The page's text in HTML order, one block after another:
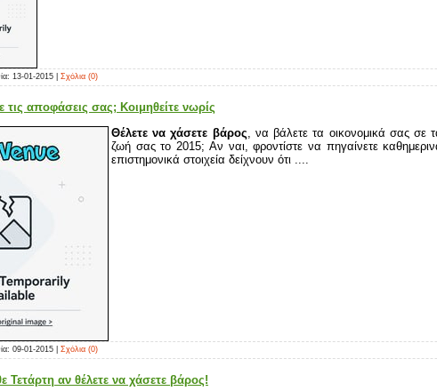
13-01-2015 Σχόλια (0)
τις αποφάσεις σας; Κοιμηθείτε νωρίς
Θέλετε να χάσετε βάρος , να βάλετε τα οικονομικά σας
ζωή σας το 2015; Αν ναι, φροντίστε να πηγαίνετε
επιστημονικά στοιχεία δείχνουν ότι ....
09-01-2015 Σχόλια (0)
Τετάρτη αν θέλετε να χάσετε βάρος!